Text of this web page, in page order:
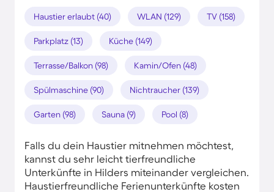
Haustier erlaubt (40) WLAN (129) TV (158)
Parkplatz (13) Küche (149)
Terrasse/Balkon (98) Kamin/Ofen (48)
Spülmaschine (90) Nichtraucher (139)
Garten (98) Sauna (9) Pool (8)
Falls du dein Haustier mitnehmen möchtest,
kannst du sehr leicht tierfreundliche
Unterkünfte in Hilders miteinander vergleichen.
Haustierfreundliche Ferienunterkünfte kosten